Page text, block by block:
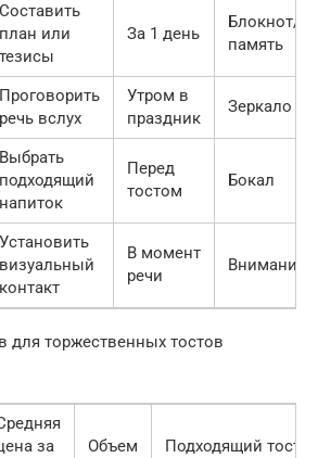
Составить
план или
тезисы
За 1 день
Блокнот/
память
Проговорить
речь вслух
Утром в
праздник
Зеркало
Выбрать
подходящий
напиток
Перед
тостом
Бокал
Установить
визуальный
контакт
В момент
речи
Внимание
для торжественных тостов
за
Объем Подходящий тост